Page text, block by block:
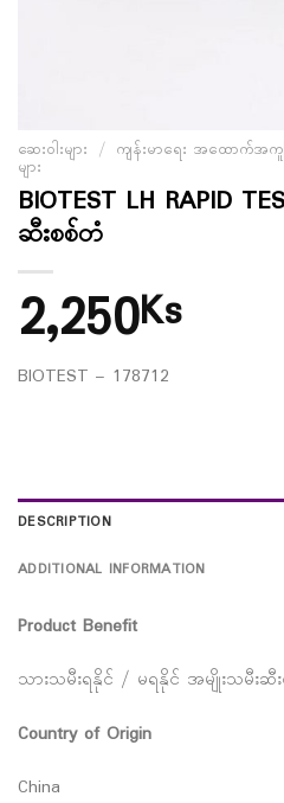
ဆေးဝါးများ / ကျန်းမာရေး အထောက်အကူ
များ
BIOTEST LH RAPID
ဆီးစစ်တံ
2,250Ks
BIOTEST – 178712
DESCRIPTION
ADDITIONAL INFORMATION
Product Benefit
သားသမီးရနိုင် / မရနိုင် အမျိုးသမီးဆီး
Country of Origin
China